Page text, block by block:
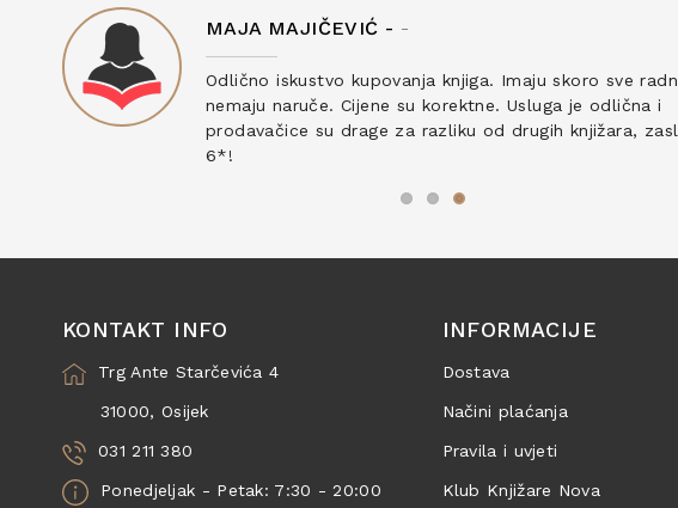
MAJA MAJIČEVIĆ - -
Odlično iskustvo kupovanja knjiga. Imaju skoro sve
nemaju naruče. Cijene su korektne. Usluga je odlična i
prodavačice su drage za razliku od drugih knjižara,
6*!
KONTAKT INFO
Trg Ante Starčevića 4
31000, Osijek
031 211 380
Ponedjeljak - Petak: 7:30 - 20:00
INFORMACIJE
Dostava
Načini plaćanja
Pravila i uvjeti
Klub Knjižare Nova